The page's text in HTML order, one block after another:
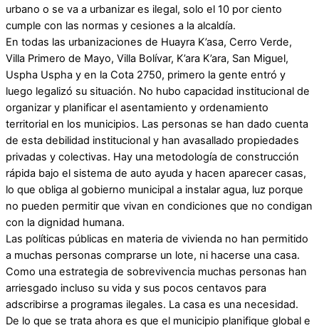
urbano o se va a urbanizar es ilegal, solo el 10 por ciento
cumple con las normas y cesiones a la alcaldía.
En todas las urbanizaciones de Huayra K’asa, Cerro Verde,
Villa Primero de Mayo, Villa Bolívar, K’ara K’ara, San Miguel,
Uspha Uspha y en la Cota 2750, primero la gente entró y
luego legalizó su situación. No hubo capacidad institucional de
organizar y planificar el asentamiento y ordenamiento
territorial en los municipios. Las personas se han dado cuenta
de esta debilidad institucional y han avasallado propiedades
privadas y colectivas. Hay una metodología de construcción
rápida bajo el sistema de auto ayuda y hacen aparecer casas,
lo que obliga al gobierno municipal a instalar agua, luz porque
no pueden permitir que vivan en condiciones que no condigan
con la dignidad humana.
Las políticas públicas en materia de vivienda no han permitido
a muchas personas comprarse un lote, ni hacerse una casa.
Como una estrategia de sobrevivencia muchas personas han
arriesgado incluso su vida y sus pocos centavos para
adscribirse a programas ilegales. La casa es una necesidad.
De lo que se trata ahora es que el municipio planifique global e